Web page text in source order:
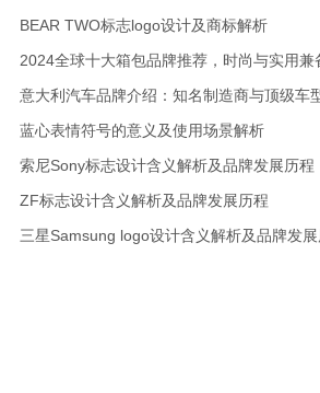
BEAR TWO标志logo设计及商标解析
2024全球十大箱包品牌推荐，时尚与实用兼
意大利汽车品牌介绍：知名制造商与顶级车
蓝心表情符号的意义及使用场景解析
索尼Sony标志设计含义解析及品牌发展历程
ZF标志设计含义解析及品牌发展历程
三星Samsung logo设计含义解析及品牌发展